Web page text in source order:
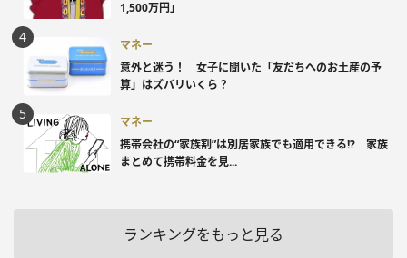
1,500万円」
マネー
意外と迷う！ 女子に聞いた「友だちへのお土産の予
算」はズバリいくら？
マネー
携帯会社の“家族割”は別居家族でも適用できる!? 家族
まとめて携帯料金を見...
ランキングをもっと見る